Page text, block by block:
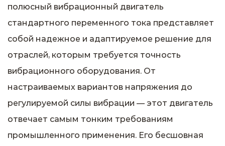
полюсный вибрационный двигатель
стандартного переменного тока представляет
собой надежное и адаптируемое решение для
отраслей, которым требуется точность
вибрационного оборудования. От
настраиваемых вариантов напряжения до
регулируемой силы вибрации — этот двигатель
отвечает самым тонким требованиям
промышленного применения. Его бесшовная